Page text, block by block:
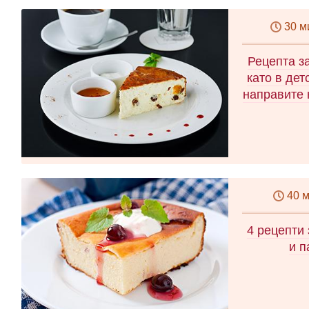
30
Рецепта
като в
направите
40
4 рецепти
и